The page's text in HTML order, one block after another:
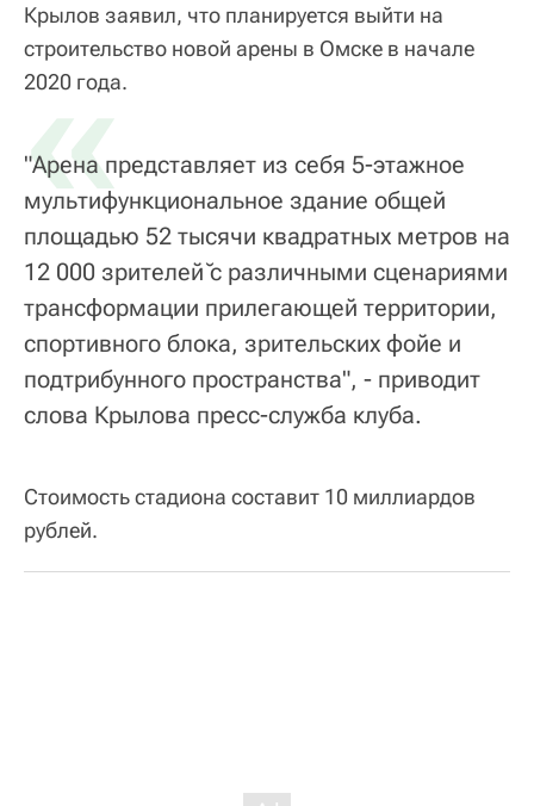
Крылов заявил, что планируется выйти на
строительство новой арены в Омске в начале
2020 года.
«
"Арена представляет из себя 5-этажное
мультифункциональное здание общей
площадью 52 тысячи квадратных метров на
12 000 зрителей̆ с различными сценариями
трансформации прилегающей территории,
спортивного блока, зрительских фойе и
подтрибунного пространства", - приводит
слова Крылова пресс-служба клуба.
Стоимость стадиона составит 10 миллиардов
рублей.